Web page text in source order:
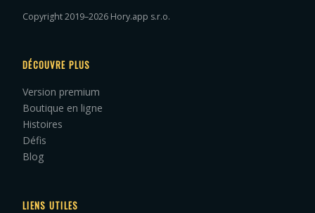
Copyright 2019–2026 Hory.app s.r.o.
DÉCOUVRE PLUS
Version premium
Boutique en ligne
Histoires
Défis
Blog
LIENS UTILES